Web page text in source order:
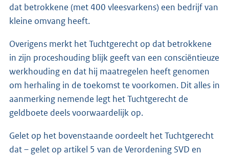
dat betrokkene (met 400 vleesvarkens) een bedrijf van
kleine omvang heeft.
Overigens merkt het Tuchtgerecht op dat betrokkene
in zijn proceshouding blijk geeft van een consciëntieuze
werkhouding en dat hij maatregelen heeft genomen
om herhaling in de toekomst te voorkomen. Dit alles in
aanmerking nemende legt het Tuchtgerecht de
geldboete deels voorwaardelijk op.
Gelet op het bovenstaande oordeelt het Tuchtgerecht
dat – gelet op artikel 5 van de Verordening SVD en